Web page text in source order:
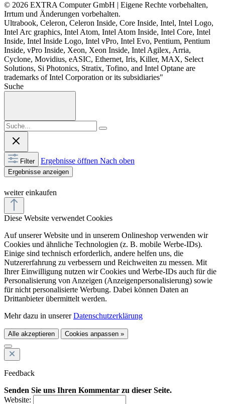
© 2026 EXTRA Computer GmbH | Eigene Rechte vorbehalten,
Irrtum und Änderungen vorbehalten.
Ultrabook, Celeron, Celeron Inside, Core Inside, Intel, Intel Logo,
Intel Arc graphics, Intel Atom, Intel Atom Inside, Intel Core, Intel
Inside, Intel Inside Logo, Intel vPro, Intel Evo, Pentium, Pentium
Inside, vPro Inside, Xeon, Xeon Inside, Intel Agilex, Arria,
Cyclone, Movidius, eASIC, Ethernet, Iris, Killer, MAX, Select
Solutions, Si Photonics, Stratix, Tofino, and Intel Optane are
trademarks of Intel Corporation or its subsidiaries"
Suche
Filter Ergebnisse öffnen Nach oben
Ergebnisse anzeigen
weiter einkaufen
Diese Website verwendet Cookies
Auf unserer Website und in unserem Onlineshop verwenden wir
Cookies und ähnliche Technologien (z. B. mobile Werbe-IDs).
Einige sind technisch erforderlich, andere helfen uns, die
Nutzererfahrung zu verbessern und Reichweiten zu messen. Mit
Ihrer Einwilligung nutzen wir Cookies und Werbe-IDs auch für die
Personalisierung von Anzeigen (Anzeigenpersonalisierung) sowie
für nicht personalisierte Werbung. Dabei können Daten an
Drittanbieter übermittelt werden.
Mehr dazu in unsererDatenschutzerklärung
Alle akzeptieren Cookies anpassen »
Feedback
Senden Sie uns Ihren Kommentar zu dieser Seite.
Website: